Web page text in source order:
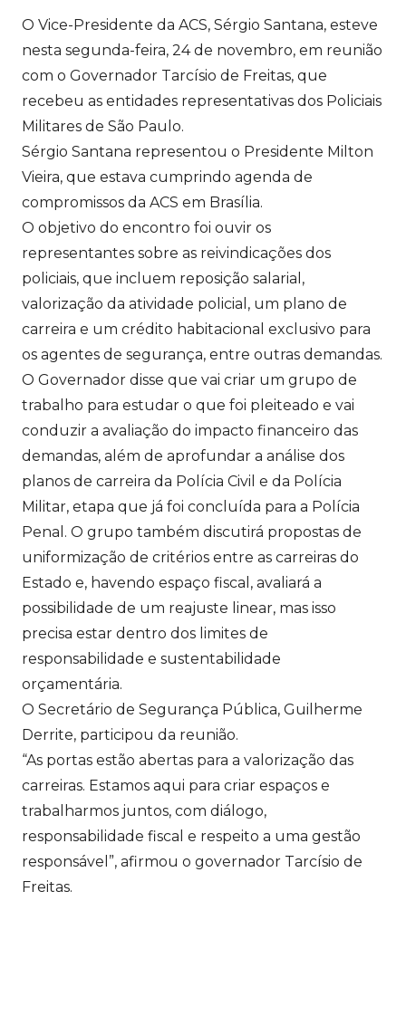
O Vice-Presidente da ACS, Sérgio Santana, esteve
nesta segunda-feira, 24 de novembro, em reunião
com o Governador Tarcísio de Freitas, que
recebeu as entidades representativas dos Policiais
Militares de São Paulo.
Sérgio Santana representou o Presidente Milton
Vieira, que estava cumprindo agenda de
compromissos da ACS em Brasília.
O objetivo do encontro foi ouvir os
representantes sobre as reivindicações dos
policiais, que incluem reposição salarial,
valorização da atividade policial, um plano de
carreira e um crédito habitacional exclusivo para
os agentes de segurança, entre outras demandas.
O Governador disse que vai criar um grupo de
trabalho para estudar o que foi pleiteado e vai
conduzir a avaliação do impacto financeiro das
demandas, além de aprofundar a análise dos
planos de carreira da Polícia Civil e da Polícia
Militar, etapa que já foi concluída para a Polícia
Penal. O grupo também discutirá propostas de
uniformização de critérios entre as carreiras do
Estado e, havendo espaço fiscal, avaliará a
possibilidade de um reajuste linear, mas isso
precisa estar dentro dos limites de
responsabilidade e sustentabilidade
orçamentária.
O Secretário de Segurança Pública, Guilherme
Derrite, participou da reunião.
“As portas estão abertas para a valorização das
carreiras. Estamos aqui para criar espaços e
trabalharmos juntos, com diálogo,
responsabilidade fiscal e respeito a uma gestão
responsável”, afirmou o governador Tarcísio de
Freitas.